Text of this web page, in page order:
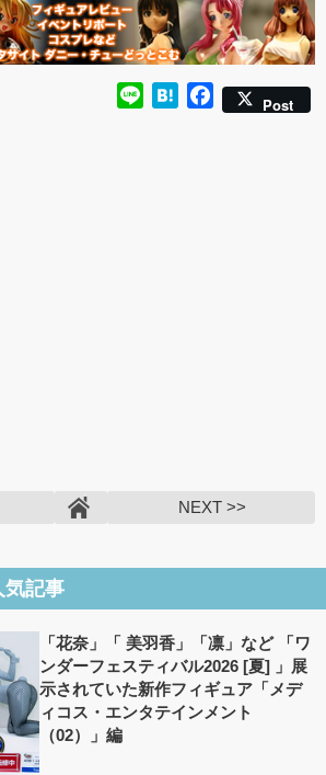
Line HatenaFacebook
Post
NEXT >>
気記事
「花奈」「 美羽香」「凛」など 「ワ
ンダーフェスティバル2026 [夏] 」展
示されていた新作フィギュア「メデ
ィコス・エンタテインメント
（02）」編